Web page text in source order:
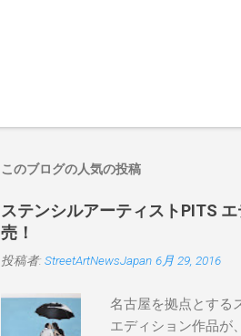
このブログの人気の投稿
ステンシルアーティストPITS
売！
投稿者: StreetArtNewsJapan 6月 29, 2016
名古屋を拠点とする
エディション作品が